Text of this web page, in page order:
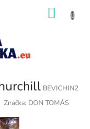
BEVICHIN2
Značka: DON TOMÁS